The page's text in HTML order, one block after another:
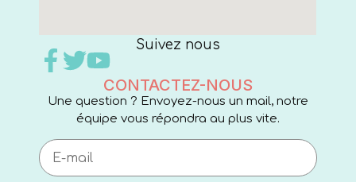
Suivez nous
CONTACTEZ-NOUS
Une question ? Envoyez-nous un mail, notre
équipe vous répondra au plus vite.